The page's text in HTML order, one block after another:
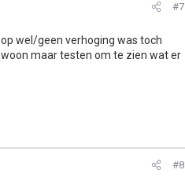
#7
wel/geen verhoging was toch
maar testen om te zien wat er
#8